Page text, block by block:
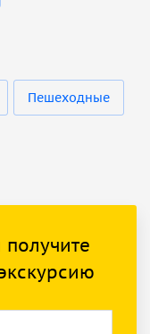
Пешеходные
получите